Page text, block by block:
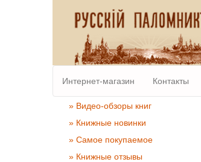
Интернет-магазин Контакты
» Видео-обзоры книг
» Книжные новинки
» Самое покупаемое
» Книжные отзывы